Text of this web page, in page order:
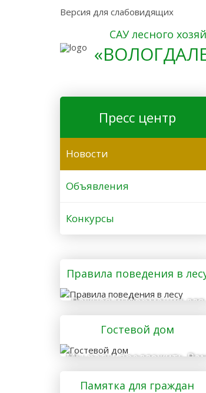
Версия для слабовидящих
САУ лесного
Пресс центр
Новости
Объявления
Конкурсы
Правила поведения в
Важная информация для
тех, кто отправляется в
лес
Гостевой дом
Мы рады предложить
услуги гостевого дома
Памятка для граждан